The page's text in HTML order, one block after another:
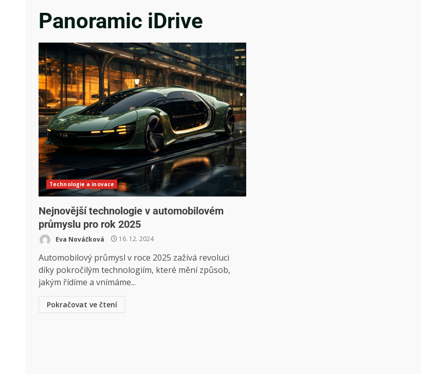
Panoramic iDrive
Technologie a inovace
Nejnovější technologie v automobilovém
průmyslu pro rok 2025
Eva Nováčková 16. 12. 2024
Automobilový průmysl v roce 2025 zažívá revoluci
díky pokročilým technologiím, které mění způsob,
jakým řídíme a vnímáme...
Pokračovat ve čtení